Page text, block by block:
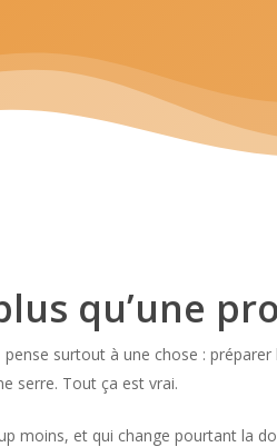
qu’une
surtout à une chose :
serre. Tout ça est vrai.
moins, et qui change pourtant la